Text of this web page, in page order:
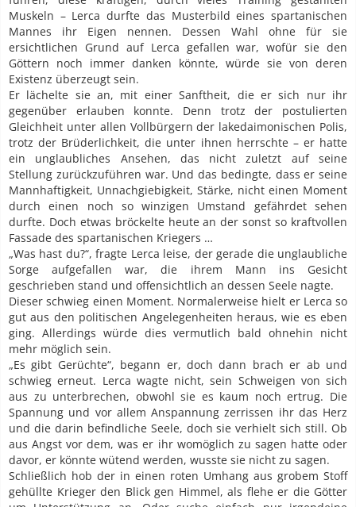
Muskeln – Lerca durfte das Musterbild eines spartanischen
Mannes ihr Eigen nennen. Dessen Wahl ohne für sie
ersichtlichen Grund auf Lerca gefallen war, wofür sie den
Göttern noch immer danken könnte, würde sie von deren
Existenz überzeugt sein.
Er lächelte sie an, mit einer Sanftheit, die er sich nur ihr
gegenüber erlauben konnte. Denn trotz der postulierten
Gleichheit unter allen Vollbürgern der lakedaimonischen Polis,
trotz der Brüderlichkeit, die unter ihnen herrschte – er hatte
ein unglaubliches Ansehen, das nicht zuletzt auf seine
Stellung zurückzuführen war. Und das bedingte, dass er seine
Mannhaftigkeit, Unnachgiebigkeit, Stärke, nicht einen Moment
durch einen noch so winzigen Umstand gefährdet sehen
durfte. Doch etwas bröckelte heute an der sonst so kraftvollen
Fassade des spartanischen Kriegers …
„Was hast du?“, fragte Lerca leise, der gerade die unglaubliche
Sorge aufgefallen war, die ihrem Mann ins Gesicht
geschrieben stand und offensichtlich an dessen Seele nagte.
Dieser schwieg einen Moment. Normalerweise hielt er Lerca so
gut aus den politischen Angelegenheiten heraus, wie es eben
ging. Allerdings würde dies vermutlich bald ohnehin nicht
mehr möglich sein.
„Es gibt Gerüchte“, begann er, doch dann brach er ab und
schwieg erneut. Lerca wagte nicht, sein Schweigen von sich
aus zu unterbrechen, obwohl sie es kaum noch ertrug. Die
Spannung und vor allem Anspannung zerrissen ihr das Herz
und die darin befindliche Seele, doch sie verhielt sich still. Ob
aus Angst vor dem, was er ihr womöglich zu sagen hatte oder
davor, er könnte wütend werden, wusste sie nicht zu sagen.
Schließlich hob der in einen roten Umhang aus grobem Stoff
gehüllte Krieger den Blick gen Himmel, als flehe er die Götter